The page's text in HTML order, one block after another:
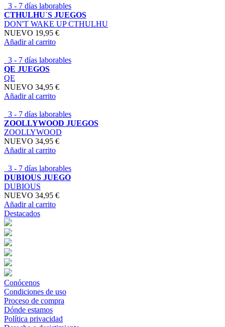
3 - 7 días laborables
CTHULHU´S JUEGOS
DON'T WAKE UP CTHULHU
NUEVO 19,95 €
Añadir al carrito
3 - 7 días laborables
QE JUEGOS
QE
NUEVO 34,95 €
Añadir al carrito
3 - 7 días laborables
ZOOLLYWOOD JUEGOS
ZOOLLYWOOD
NUEVO 34,95 €
Añadir al carrito
3 - 7 días laborables
DUBIOUS JUEGO
DUBIOUS
NUEVO 34,95 €
Añadir al carrito
Destacados
Conócenos
Condiciones de uso
Proceso de compra
Dónde estamos
Política privacidad